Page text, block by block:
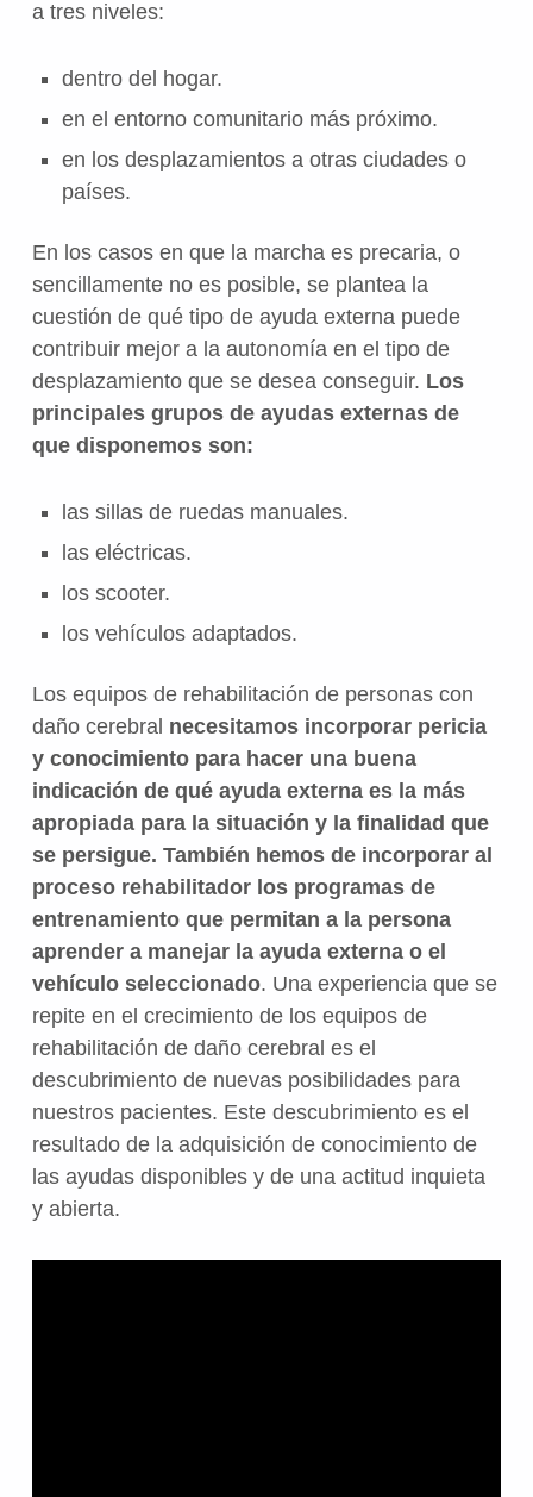
a tres niveles:
dentro del hogar.
en el entorno comunitario más próximo.
en los desplazamientos a otras ciudades o
países.
En los casos en que la marcha es precaria, o
sencillamente no es posible, se plantea la
cuestión de qué tipo de ayuda externa puede
contribuir mejor a la autonomía en el tipo de
desplazamiento que se desea conseguir. Los
principales grupos de ayudas externas de
que disponemos son:
las sillas de ruedas manuales.
las eléctricas.
los scooter.
los vehículos adaptados.
Los equipos de rehabilitación de personas con
daño cerebral necesitamos incorporar pericia
y conocimiento para hacer una buena
indicación de qué ayuda externa es la más
apropiada para la situación y la finalidad que
se persigue. También hemos de incorporar al
proceso rehabilitador los programas de
entrenamiento que permitan a la persona
aprender a manejar la ayuda externa o el
vehículo seleccionado. Una experiencia que se
repite en el crecimiento de los equipos de
rehabilitación de daño cerebral es el
descubrimiento de nuevas posibilidades para
nuestros pacientes. Este descubrimiento es el
resultado de la adquisición de conocimiento de
las ayudas disponibles y de una actitud inquieta
y abierta.